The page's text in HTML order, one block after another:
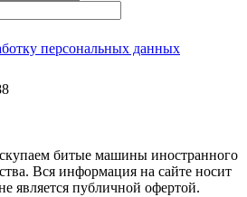
персональных данных
битые машины иностранного
Вся информация на сайте носит
является публичной офертой.